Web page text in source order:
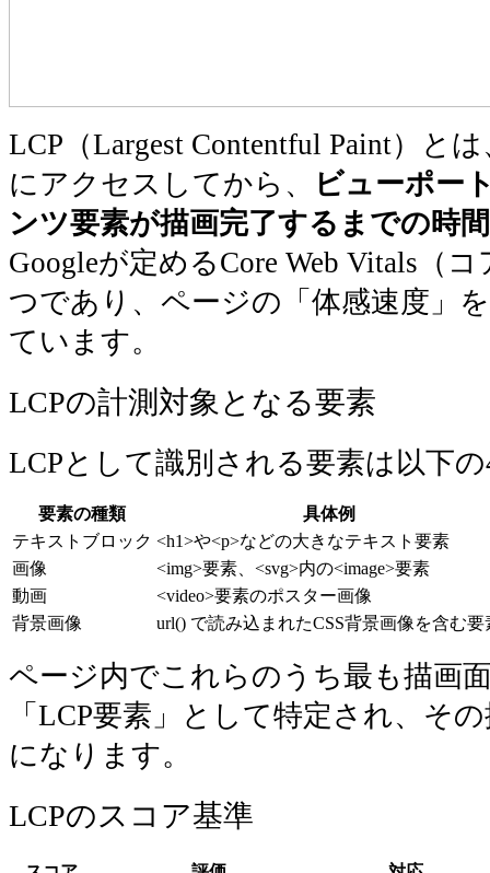
LCP（Largest Contentful Paint）と
にアクセスしてから、
ビューポー
ンツ要素が描画完了するまでの時間
Googleが定めるCore Web Vitals（
つであり、ページの「体感速度」
ています。
LCPの計測対象となる要素
LCPとして識別される要素は以下
要素の種類
具体例
テキストブロック <h1>や<p>などの大きなテキスト要素
画像
<img>要素、 <svg>内の<image>要素
動画
<video>要素のポスター画像
背景画像
url() で読み込まれたCSS背景画像を含む要
ページ内でこれらのうち最も描画
「LCP要素」として特定され、そ
になります。
LCPのスコア基準